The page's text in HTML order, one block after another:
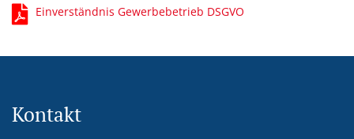
Einverständnis Gewerbebetrieb DSGVO
Kontakt